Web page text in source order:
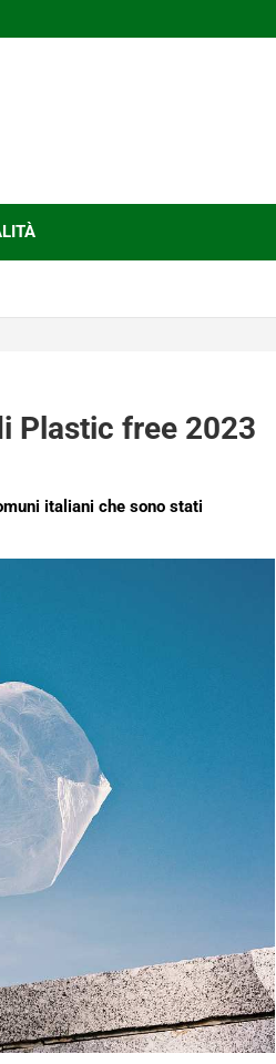
Plastic free 2023
italiani che sono stati